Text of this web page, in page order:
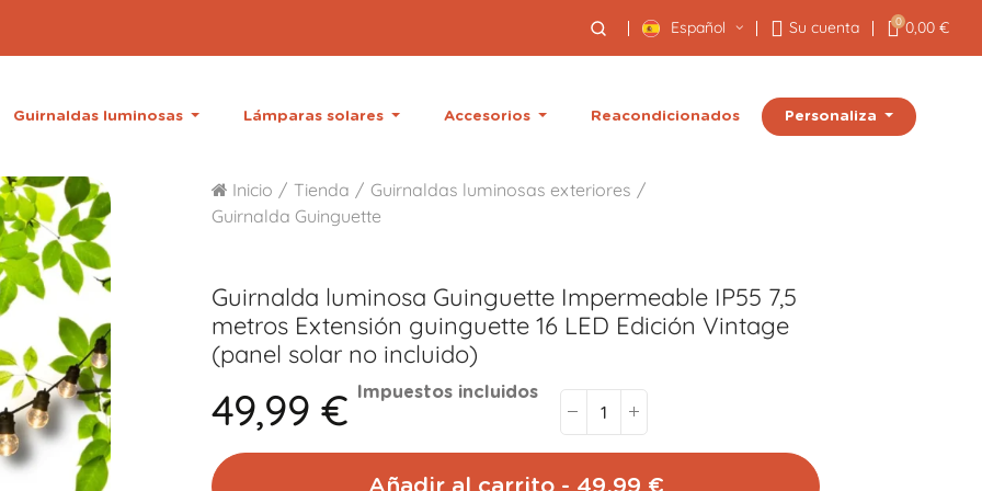
Español Su cuenta 0 0,00 €
Guirnaldas luminosas Lámparas solares Accesorios Reacondicionados Personaliza
Inicio Tienda
Guirnaldas luminosas exteriores
Guirnalda Guinguette
Guirnalda luminosa Guinguette Impermeable IP55 7,5
metrosExtensión guinguette 16 LED Edición Vintage
(panel solar no incluido)
49,99 € Impuestos incluidos
Añadir al carrito - 49,99 €